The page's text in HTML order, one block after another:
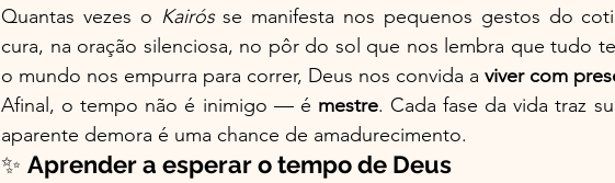
Quantas vezes o Kairós se manifesta nos pequenos gestos do
cura, na oração silenciosa, no pôr do sol que nos lembra que tudo
o mundo nos empurra para correr, Deus nos convida a viver com
Afinal, o tempo não é inimigo — é mestre. Cada fase da vida traz
aparente demora é uma chance de amadurecimento.
✨ Aprender a esperar o tempo de Deus